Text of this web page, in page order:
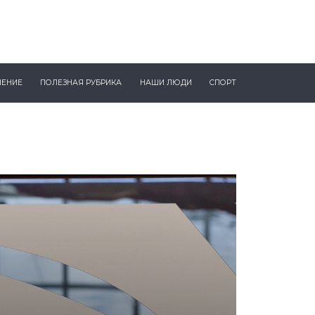
ПОЛЕЗНАЯ РУБРИКА НАШИ ЛЮДИ СПОРТ